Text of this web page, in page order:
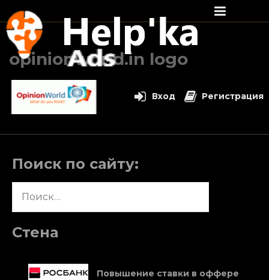
Перейти
содержимому
opinionworld.in logo
Поиск по сайту:
Стена
Повышение ставки в оффере
Вход Регистрация